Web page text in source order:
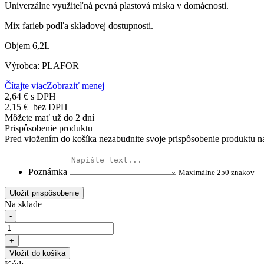
Univerzálne využiteľná pevná plastová miska v domácnosti.
Mix farieb podľa skladovej dostupnosti.
Objem 6,2L
Výrobca: PLAFOR
Čítajte viacZobraziť menej
2,64 € s DPH
2,15 € bez DPH
Môžete mať už do 2 dní
Prispôsobenie produktu
Pred vložením do košíka nezabudnite svoje prispôsobenie produktu
Poznámka Maximálne 250 znakov
Uložiť prispôsobenie
Na sklade
-
+
Vložiť do košíka